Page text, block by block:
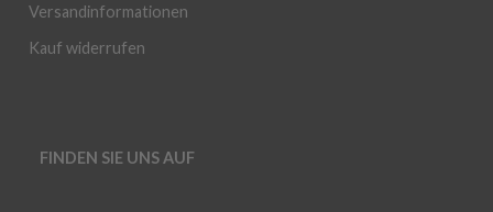
Versandinformationen
Kauf widerrufen
FINDEN SIE UNS AUF